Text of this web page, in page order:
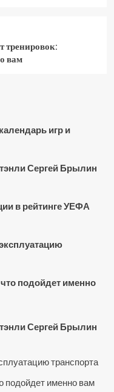
тренировок:
вам
игр и
Сергей Брылин
в рейтинге УЕФА
подойдет именно
Сергей Брылин
транспорта
подойдет именно вам